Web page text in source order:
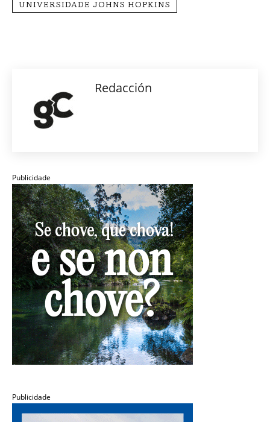
UNIVERSIDADE JOHNS HOPKINS
Redacción
Publicidade
Publicidade